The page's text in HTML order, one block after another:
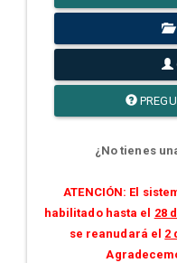
¿No tienes
ATENCIÓN: El
habilitado hasta el 28
se reanudará el 2